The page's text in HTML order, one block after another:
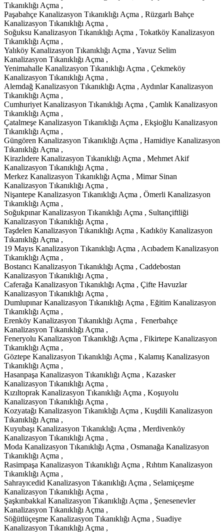
Tıkanıklığı Açma ,
Paşabahçe Kanalizasyon Tıkanıklığı Açma , Rüzgarlı Bahçe
Kanalizasyon Tıkanıklığı Açma ,
Soğuksu Kanalizasyon Tıkanıklığı Açma , Tokatköy Kanalizasyon
Tıkanıklığı Açma ,
Yalıköy Kanalizasyon Tıkanıklığı Açma , Yavuz Selim
Kanalizasyon Tıkanıklığı Açma ,
Yenimahalle Kanalizasyon Tıkanıklığı Açma , Çekmeköy
Kanalizasyon Tıkanıklığı Açma ,
Alemdağ Kanalizasyon Tıkanıklığı Açma , Aydınlar Kanalizasyon
Tıkanıklığı Açma ,
Cumhuriyet Kanalizasyon Tıkanıklığı Açma , Çamlık Kanalizasyon
Tıkanıklığı Açma ,
Çatalmeşe Kanalizasyon Tıkanıklığı Açma , Ekşioğlu Kanalizasyon
Tıkanıklığı Açma ,
Güngören Kanalizasyon Tıkanıklığı Açma , Hamidiye Kanalizasyon
Tıkanıklığı Açma ,
Kirazlıdere Kanalizasyon Tıkanıklığı Açma , Mehmet Akif
Kanalizasyon Tıkanıklığı Açma ,
Merkez Kanalizasyon Tıkanıklığı Açma , Mimar Sinan
Kanalizasyon Tıkanıklığı Açma ,
Nişantepe Kanalizasyon Tıkanıklığı Açma , Ömerli Kanalizasyon
Tıkanıklığı Açma ,
Soğukpınar Kanalizasyon Tıkanıklığı Açma , Sultançiftliği
Kanalizasyon Tıkanıklığı Açma ,
Taşdelen Kanalizasyon Tıkanıklığı Açma , Kadıköy Kanalizasyon
Tıkanıklığı Açma ,
19 Mayıs Kanalizasyon Tıkanıklığı Açma , Acıbadem Kanalizasyon
Tıkanıklığı Açma ,
Bostancı Kanalizasyon Tıkanıklığı Açma , Caddebostan
Kanalizasyon Tıkanıklığı Açma ,
Caferağa Kanalizasyon Tıkanıklığı Açma , Çifte Havuzlar
Kanalizasyon Tıkanıklığı Açma ,
Dumlupınar Kanalizasyon Tıkanıklığı Açma , Eğitim Kanalizasyon
Tıkanıklığı Açma ,
Erenköy Kanalizasyon Tıkanıklığı Açma , Fenerbahçe
Kanalizasyon Tıkanıklığı Açma ,
Feneryolu Kanalizasyon Tıkanıklığı Açma , Fikirtepe Kanalizasyon
Tıkanıklığı Açma ,
Göztepe Kanalizasyon Tıkanıklığı Açma , Kalamış Kanalizasyon
Tıkanıklığı Açma ,
Hasanpaşa Kanalizasyon Tıkanıklığı Açma , Kazasker
Kanalizasyon Tıkanıklığı Açma ,
Kızıltoprak Kanalizasyon Tıkanıklığı Açma , Koşuyolu
Kanalizasyon Tıkanıklığı Açma ,
Kozyatağı Kanalizasyon Tıkanıklığı Açma , Kuşdili Kanalizasyon
Tıkanıklığı Açma ,
Kuyubaşı Kanalizasyon Tıkanıklığı Açma , Merdivenköy
Kanalizasyon Tıkanıklığı Açma ,
Moda Kanalizasyon Tıkanıklığı Açma , Osmanağa Kanalizasyon
Tıkanıklığı Açma ,
Rasimpaşa Kanalizasyon Tıkanıklığı Açma , Rıhtım Kanalizasyon
Tıkanıklığı Açma ,
Sahrayıcedid Kanalizasyon Tıkanıklığı Açma , Selamiçeşme
Kanalizasyon Tıkanıklığı Açma ,
Şaşkınbakkal Kanalizasyon Tıkanıklığı Açma , Şenesenevler
Kanalizasyon Tıkanıklığı Açma ,
Söğütlüçeşme Kanalizasyon Tıkanıklığı Açma , Suadiye
Kanalizasyon Tıkanıklığı Açma ,